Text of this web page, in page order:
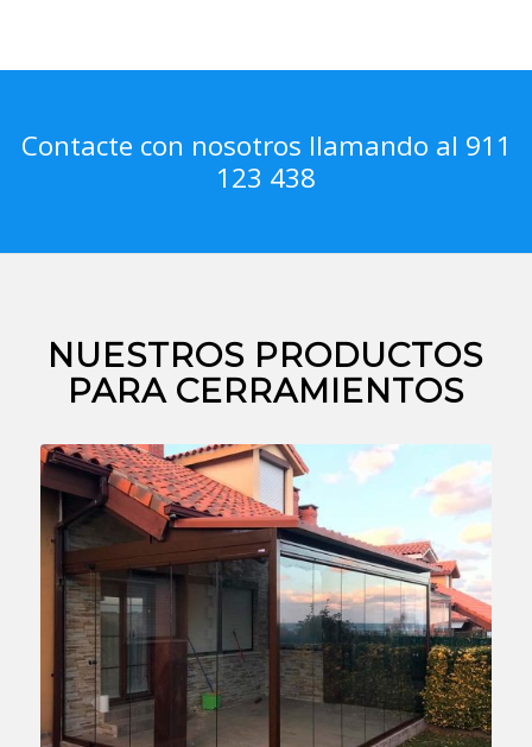
Contacte con nosotros llamando al 911
123 438
NUESTROS PRODUCTOS
PARA CERRAMIENTOS